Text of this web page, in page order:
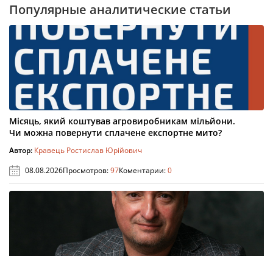
Популярные аналитические статьи
Місяць, який коштував агровиробникам мільйони.
Чи можна повернути сплачене експортне мито?
Автор: Кравець Ростислав Юрійович
08.08.2026Просмотров:97Коментарии:0